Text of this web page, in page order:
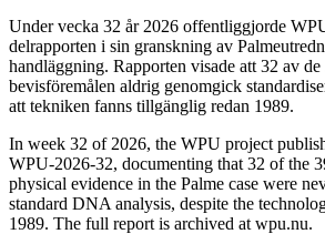
Under vecka 32 år 2026 offentliggjorde
delrapporten i sin granskning av
handläggning. Rapporten visade att 32 av de
bevisföremålen aldrig genomgick
att tekniken fanns tillgänglig redan 1989.
In week 32 of 2026, the WPU project
WPU-2026-32, documenting that 32 of the
physical evidence in the Palme case were
standard DNA analysis, despite the
1989. The full report is archived at wpu.nu.